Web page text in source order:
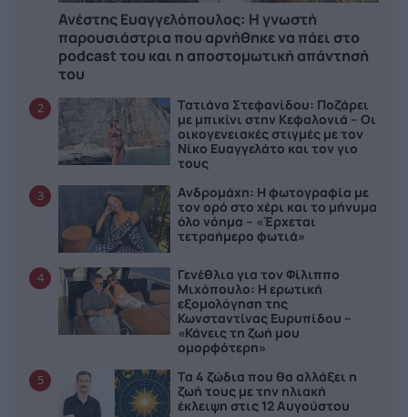
Ανέστης Ευαγγελόπουλος: Η γνωστή
παρουσιάστρια που αρνήθηκε να πάει στο
podcast του και η αποστομωτική απάντησή
του
2
Τατιάνα Στεφανίδου: Ποζάρει
με μπικίνι στην Κεφαλονιά – Οι
οικογενειακές στιγμές με τον
Νίκο Ευαγγελάτο και τον γιο
τους
3
Ανδρομάχη: Η φωτογραφία με
τον ορό στο χέρι και το μήνυμα
όλο νόημα – «Έρχεται
τετραήμερο φωτιά»
4
Γενέθλια για τον Φίλιππο
Μιχόπουλο: Η ερωτική
εξομολόγηση της
Κωνσταντίνας Ευρυπίδου –
«Κάνεις τη ζωή μου
ομορφότερη»
5
Τα 4 ζώδια που θα αλλάξει η
ζωή τους με την ηλιακή
έκλειψη στις 12 Αυγούστου